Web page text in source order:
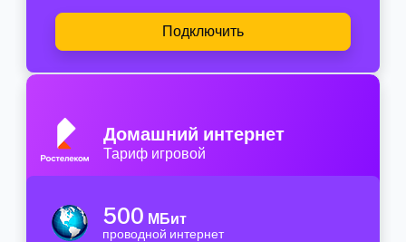
Подключить
Домашний интернет
Тариф игровой
500 МБит
проводной интернет